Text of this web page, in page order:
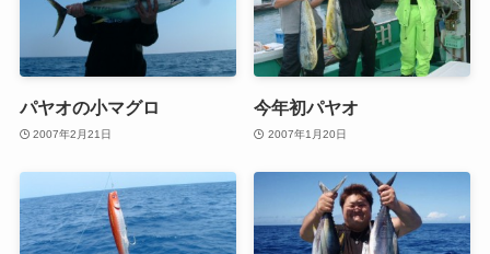
パヤオの小マグロ
2007年2月21日
今年初パヤオ
2007年1月20日